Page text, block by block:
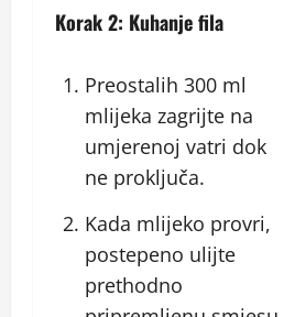
Korak 2: Kuhanje fila
Preostalih 300 ml
mlijeka zagrijte na
umjerenoj vatri dok
ne proključa.
Kada mlijeko provri,
postepeno ulijte
prethodno